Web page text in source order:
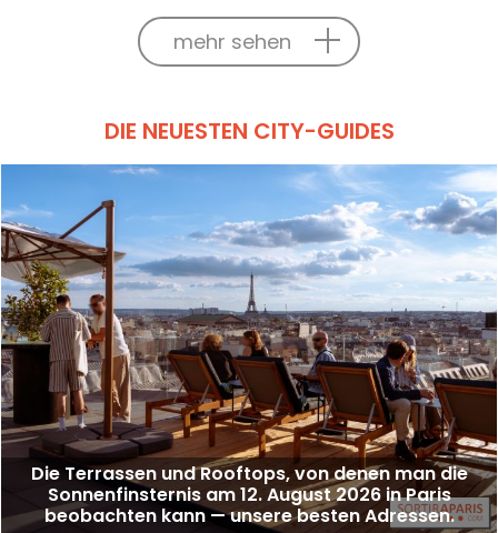
mehr sehen
DIE NEUESTEN CITY-GUIDES
Die Terrassen und Rooftops, von denen man die
Sonnenfinsternis am 12. August 2026 in Paris
beobachten kann — unsere besten Adressen.